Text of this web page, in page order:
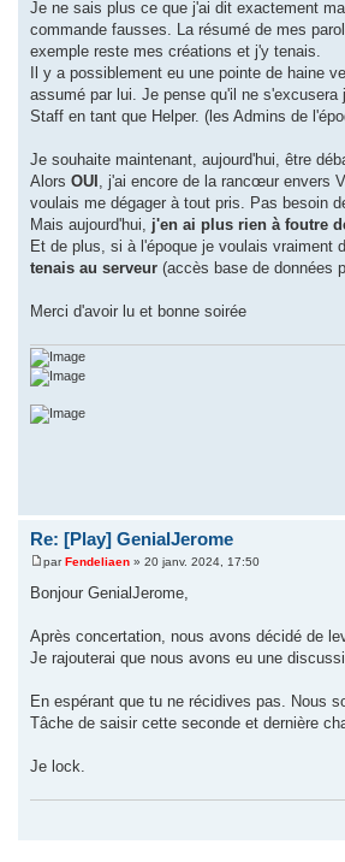
Je ne sais plus ce que j'ai dit exactement
commande fausses. La résumé de mes
exemple reste mes créations et j'y tenais.
Il y a possiblement eu une pointe de haine
assumé par lui. Je pense qu'il ne
Staff en tant que Helper. (les Admins de
Je souhaite maintenant, aujourd'hui, être
Alors OUI , j'ai encore de la rancœur envers
voulais me dégager à tout pris. Pas besoin
Mais aujourd'hui, j'en ai plus rien à foutre
Et de plus, si à l'époque je voulais vraiment
tenais au serveur (accès base de données
Merci d'avoir lu et bonne soirée
Re: [Play] GenialJerome
M
e
s
a
g
e
parFendeliaen » 20 janv. 2024, 17:50
Bonjour GenialJerome,
Après concertation, nous avons décidé de
Je rajouterai que nous avons eu une
En espérant que tu ne récidives pas. Nous
Tâche de saisir cette seconde et dernière
Je lock.